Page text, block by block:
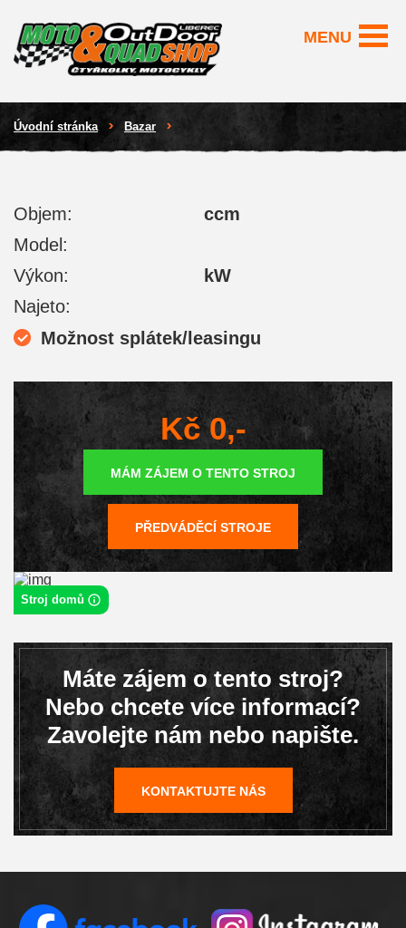
MENU
Úvodní stránka Bazar
Objem:
ccm
Model:
Výkon:
kW
Najeto:
Možnost splátek/leasingu
Kč 0,-
MÁM ZÁJEM O TENTO STROJ
PŘEDVÁDĚCÍ STROJE
Stroj domů
Máte zájem o tento stroj?
Nebo chcete více informací?
Zavolejte nám nebo napište.
KONTAKTUJTE NÁS